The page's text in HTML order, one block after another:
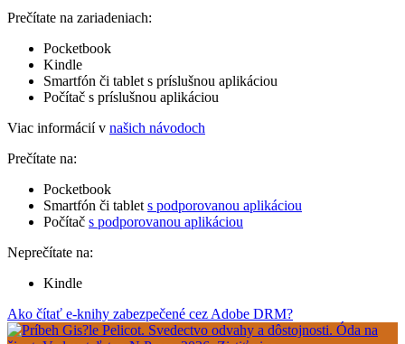
Prečítate na zariadeniach:
Pocketbook
Kindle
Smartfón či tablet s príslušnou aplikáciou
Počítač s príslušnou aplikáciou
Viac informácií v našich návodoch
Prečítate na:
Pocketbook
Smartfón či tablet s podporovanou aplikáciou
Počítač s podporovanou aplikáciou
Neprečítate na:
Kindle
Ako čítať e-knihy zabezpečené cez Adobe DRM?